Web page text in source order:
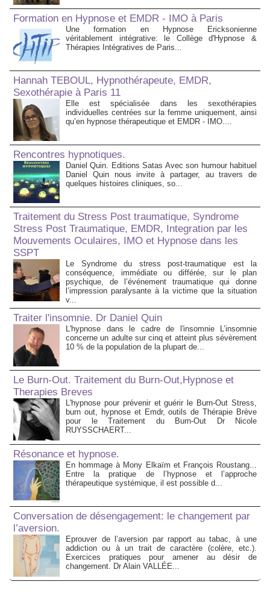
Formation en Hypnose et EMDR - IMO à Paris
Une formation en Hypnose Ericksonienne
véritablement intégrative: le Collège d'Hypnose &
Thérapies Intégratives de Paris...
Hannah TEBOUL, Hypnothérapeute, EMDR,
Sexothérapie à Paris 11
Elle est spécialisée dans les sexothérapies
individuelles centrées sur la femme uniquement, ainsi
qu’en hypnose thérapeutique et EMDR - IMO....
Rencontres hypnotiques.
Daniel Quin. Editions Satas Avec son humour habituel
Daniel Quin nous invite à partager, au travers de
quelques histoires cliniques, so...
Traitement du Stress Post traumatique, Syndrome
Stress Post Traumatique, EMDR, Integration par les
Mouvements Oculaires, IMO et Hypnose dans les
SSPT
Le Syndrome du stress post-traumatique est la
conséquence, immédiate ou différée, sur le plan
psychique, de l’événement traumatique qui donne
l’impression paralysante à la victime que la situation
v...
Traiter l'insomnie. Dr Daniel Quin
L'hypnose dans le cadre de l'insomnie L’insomnie
concerne un adulte sur cinq et atteint plus sévèrement
10 % de la population de la plupart de...
Le Burn-Out. Traitement du Burn-Out,Hypnose et
Therapies Breves
L'hypnose pour prévenir et guérir le Burn-Out Stress,
burn out, hypnose et Emdr, outils de Thérapie Brève
pour le Traitement du Burn-Out Dr Nicole
RUYSSCHAERT...
Résonance et hypnose.
En hommage à Mony Elkaïm et François Roustang...
Entre la pratique de l’hypnose et l’approche
thérapeutique systémique, il est possible d...
Conversation de désengagement: le changement par
l’aversion.
Eprouver de l’aversion par rapport au tabac, à une
addiction ou à un trait de caractère (colère, etc.).
Exercices pratiques pour amener au désir de
changement. Dr Alain VALLÉE...